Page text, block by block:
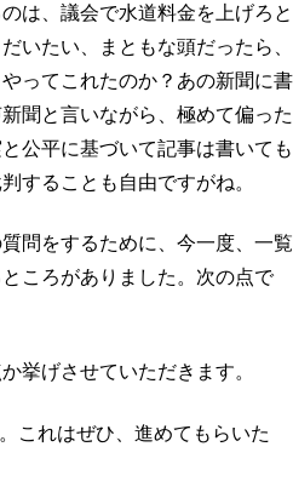
は、議会で水道料金を上げろと
いたい、まともな頭だったら、
ってこれたのか？あの新聞に書
聞と言いながら、極めて偏った
公平に基づいて記事は書いても
することも自由ですがね。
問をするために、今一度、一覧
ころがありました。次の点で
挙げさせていただきます。
これはぜひ、進めてもらいた